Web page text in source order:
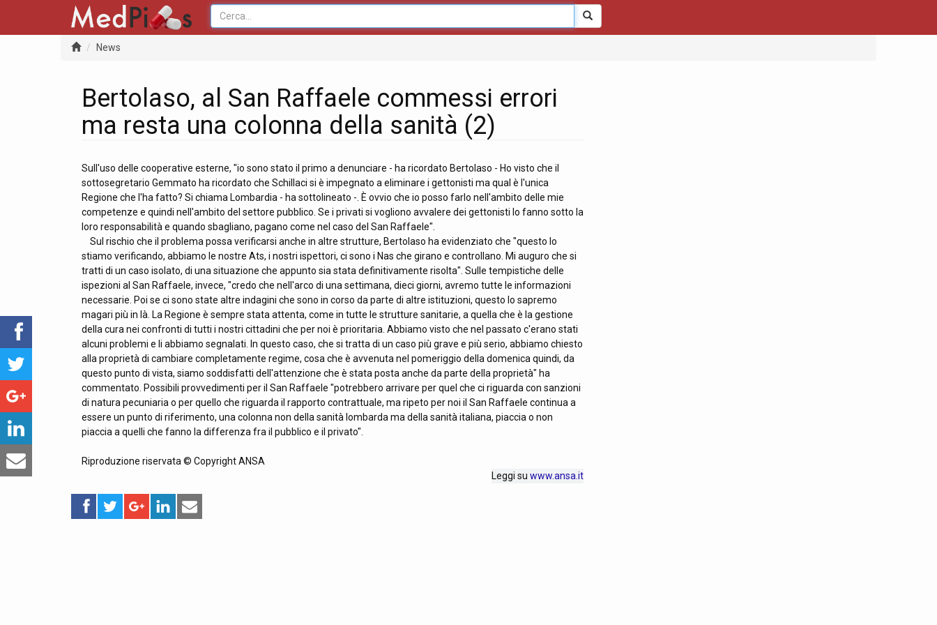
News
Bertolaso, al San Raffaele commessi errori
ma resta una colonna della sanità (2)
Sull'uso delle cooperative esterne, "io sono stato il primo a denunciare - ha ricordato Bertolaso - Ho visto che il
sottosegretario Gemmato ha ricordato che Schillaci si è impegnato a eliminare i gettonisti ma qual è l'unica
Regione che l'ha fatto? Si chiama Lombardia - ha sottolineato -. È ovvio che io posso farlo nell'ambito delle mie
competenze e quindi nell'ambito del settore pubblico. Se i privati si vogliono avvalere dei gettonisti lo fanno sotto la
loro responsabilità e quando sbagliano, pagano come nel caso del San Raffaele".
Sul rischio che il problema possa verificarsi anche in altre strutture, Bertolaso ha evidenziato che "questo lo
stiamo verificando, abbiamo le nostre Ats, i nostri ispettori, ci sono i Nas che girano e controllano. Mi auguro che si
tratti di un caso isolato, di una situazione che appunto sia stata definitivamente risolta". Sulle tempistiche delle
ispezioni al San Raffaele, invece, "credo che nell'arco di una settimana, dieci giorni, avremo tutte le informazioni
necessarie. Poi se ci sono state altre indagini che sono in corso da parte di altre istituzioni, questo lo sapremo
magari più in là. La Regione è sempre stata attenta, come in tutte le strutture sanitarie, a quella che è la gestione
della cura nei confronti di tutti i nostri cittadini che per noi è prioritaria. Abbiamo visto che nel passato c'erano stati
alcuni problemi e li abbiamo segnalati. In questo caso, che si tratta di un caso più grave e più serio, abbiamo chiesto
alla proprietà di cambiare completamente regime, cosa che è avvenuta nel pomeriggio della domenica quindi, da
questo punto di vista, siamo soddisfatti dell'attenzione che è stata posta anche da parte della proprietà" ha
commentato. Possibili provvedimenti per il San Raffaele "potrebbero arrivare per quel che ci riguarda con sanzioni
di natura pecuniaria o per quello che riguarda il rapporto contrattuale, ma ripeto per noi il San Raffaele continua a
essere un punto di riferimento, una colonna non della sanità lombarda ma della sanità italiana, piaccia o non
piaccia a quelli che fanno la differenza fra il pubblico e il privato".
Riproduzione riservata © Copyright ANSA
Leggi su www.ansa.it